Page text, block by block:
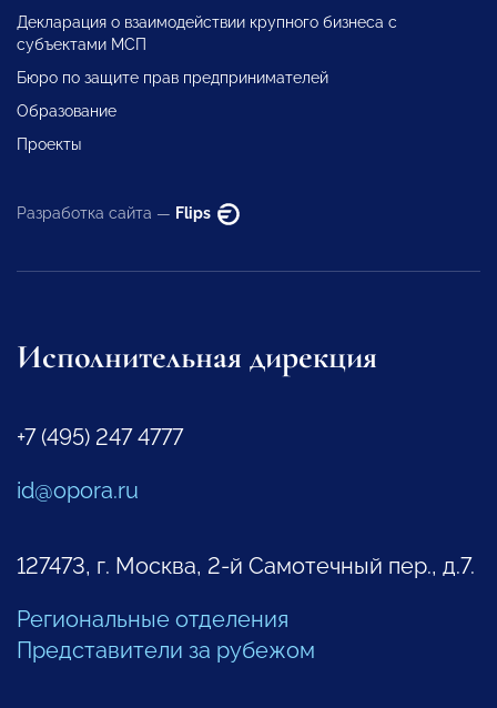
Декларация о взаимодействии крупного бизнеса с
субъектами МСП
Бюро по защите прав предпринимателей
Образование
Проекты
Разработка сайта — Flips
Исполнительная дирекция
+7 (495) 247 4777
id@opora.ru
127473, г. Москва, 2-й Самотечный пер., д.7.
Региональные отделения
Представители за рубежом